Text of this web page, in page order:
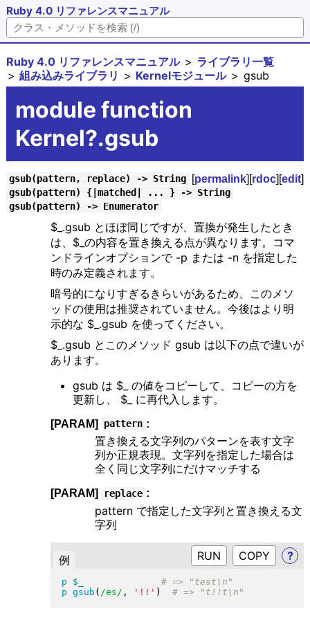
Ruby 4.0 リファレンスマニュアル
Ruby 4.0 リファレンスマニュアル
ライブラリ一覧
組み込みライブラリ
Kernelモジュール gsub
module function
Kernel?.gsub
gsub(pattern, replace) -> String [permalink][rdoc][edit]
gsub(pattern) {|matched| ... } -> String
gsub(pattern) -> Enumerator
$_.gsub とほぼ同じですが、置換が発生したとき
は、$_の内容を置き換える点が異なります。コマ
ンドラインオプションで -p または -n を指定した
時のみ定義されます。
暗号的になりすぎるきらいがあるため、このメソ
ッドの使用は推奨されていません。今後はより明
示的な $_.gsub を使ってください。
$_.gsub とこのメソッド gsub は以下の点で違いが
あります。
gsub は $_ の値をコピーして、コピーの方を
更新し、 $_ に再代入します。
[PARAM] pattern :
置き換える文字列のパターンを表す文字
列か正規表現。文字列を指定した場合は
全く同じ文字列にだけマッチする
[PARAM] replace :
pattern で指定した文字列と置き換える文
字列
例 RUN ?
p $_
p gsub ( /es/ , '!!' )